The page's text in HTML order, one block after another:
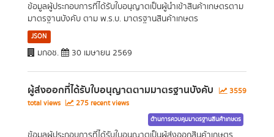
ข้อมูลผู้ประกอบการที่ได้รับใบอนุญาตเป็นผู้นำเข้าสินค้าเกษตรตาม
มาตรฐานบังคับ ตาม พ.ร.บ. มาตรฐานสินค้าเกษตร
JSON
มกอช. 30 เมษายน 2569
ผู้ส่งออกที่ได้รับใบอนุญาตตามมาตรฐานบังคับ
3559
total views
275 recent views
ด้านการควบคุมมาตรฐานสินค้าเกษตร